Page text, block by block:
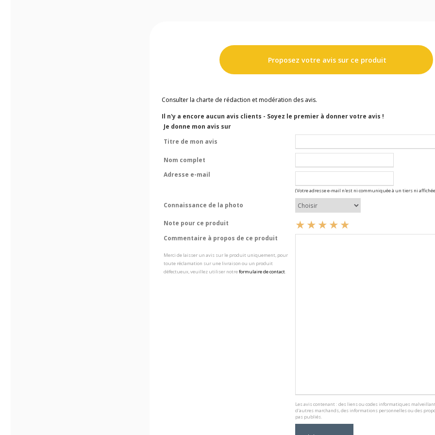
Proposez votre avis sur ce produit
Consulter la charte de rédaction et modération des avis.
Il n'y a encore aucun avis clients - Soyez le premier à donner votre avis !
Je donne mon avis sur
Titre de mon avis
Nom complet
Adresse e-mail
(Votre adresse e-mail n'est ni communiquée à un tiers ni
Connaissance de la photo
Note pour ce produit
Commentaire à propos de ce produit
Merci de laisser un avis sur le produit uniquement, pour
toute réclamation sur une livraison ou un produit
défectueux, veuillez utiliser notreformulaire de contact.
Les avis contenant : des liens ou codes informatiques
d'autres marchands, des informations personnelles ou des
pas publiés.